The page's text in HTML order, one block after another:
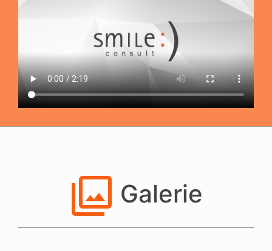
Galerie